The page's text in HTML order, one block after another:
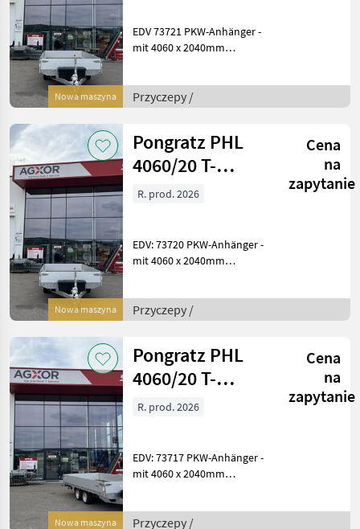
Nowa maszyna
EDV 73721 PKW-Anhänger -
mit 4060 x 2040mm
mit 2.841kg Nutzlast - mit
695kg Eigengewicht - mit
Przyczepy /
Nowa maszyna
Pongratz PHL
4060/20 T-
AL3500
Cena
na
zapytanie
R. prod. 2026
EDV: 73720 PKW-Anhänger -
mit 4060 x 2040mm
mit 2.841kg Nutzlast - mit
695kg Eigengewicht - mit
Przyczepy /
Nowa maszyna
Pongratz PHL
4060/20 T-
AL3500
Cena
na
zapytanie
R. prod. 2026
EDV: 73717 PKW-Anhänger -
mit 4060 x 2040mm
mit 2.841kg Nutzlast - mit
Przyczepy /